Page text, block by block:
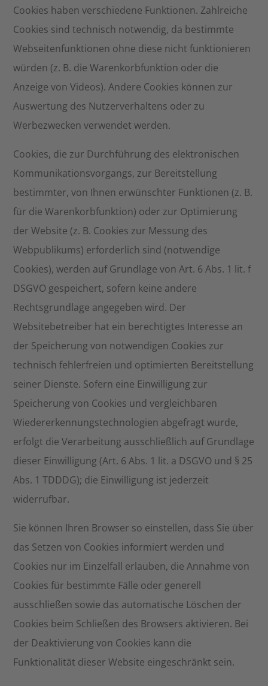
Cookies haben verschiedene Funktionen. Zahlreiche
Cookies sind technisch notwendig, da bestimmte
Webseitenfunktionen ohne diese nicht funktionieren
würden (z. B. die Warenkorbfunktion oder die
Anzeige von Videos). Andere Cookies können zur
Auswertung des Nutzerverhaltens oder zu
Werbezwecken verwendet werden.
Cookies, die zur Durchführung des elektronischen
Kommunikationsvorgangs, zur Bereitstellung
bestimmter, von Ihnen erwünschter Funktionen (z. B.
für die Warenkorbfunktion) oder zur Optimierung
der Website (z. B. Cookies zur Messung des
Webpublikums) erforderlich sind (notwendige
Cookies), werden auf Grundlage von Art. 6 Abs. 1 lit. f
DSGVO gespeichert, sofern keine andere
Rechtsgrundlage angegeben wird. Der
Websitebetreiber hat ein berechtigtes Interesse an
der Speicherung von notwendigen Cookies zur
technisch fehlerfreien und optimierten Bereitstellung
seiner Dienste. Sofern eine Einwilligung zur
Speicherung von Cookies und vergleichbaren
Wiedererkennungstechnologien abgefragt wurde,
erfolgt die Verarbeitung ausschließlich auf Grundlage
dieser Einwilligung (Art. 6 Abs. 1 lit. a DSGVO und § 25
Abs. 1 TDDDG); die Einwilligung ist jederzeit
widerrufbar.
Sie können Ihren Browser so einstellen, dass Sie über
das Setzen von Cookies informiert werden und
Cookies nur im Einzelfall erlauben, die Annahme von
Cookies für bestimmte Fälle oder generell
ausschließen sowie das automatische Löschen der
Cookies beim Schließen des Browsers aktivieren. Bei
der Deaktivierung von Cookies kann die
Funktionalität dieser Website eingeschränkt sein.